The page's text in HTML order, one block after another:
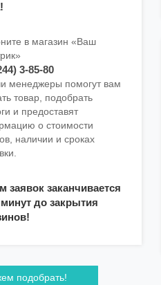
в магазин «Ваш
3-85-80
менеджеры помогут вам
товар, подобрать
и предоставят
о стоимости
наличии и сроках
заявок заканчивается
минут до закрытия
подобрать!